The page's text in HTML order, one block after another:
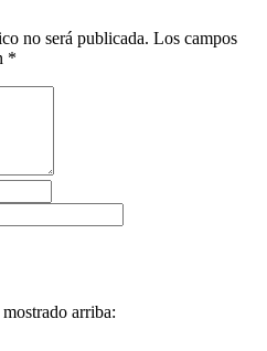
no será publicada. Los campos
*
arriba: